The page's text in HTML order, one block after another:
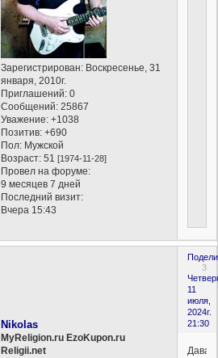
Зарегистрирован: Воскресенье, 31
января, 2010г.
Приглашений: 0
Сообщений: 25867
Уважение: +1038
Позитив: +690
Пол: Мужской
Возраст: 51[1974-11-28]
Провел на форуме:
9 месяцев 7 дней
Последний визит:
Вчера 15:43
3
11
июля,
2024г.
21:30
Nikolas
MyReligion.ru EzoKupon.ru
Religii.net